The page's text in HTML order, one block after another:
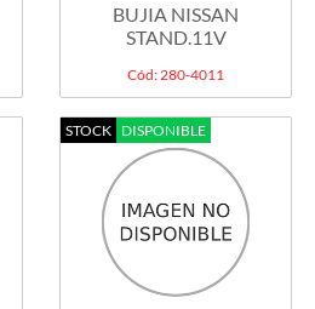
BUJIA NISSAN
STAND.11V
Cód: 280-4011
STOCK DISPONIBLE